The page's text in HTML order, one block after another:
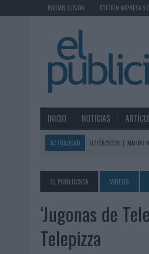
INICIAR SESIÓN EDICIÓN IMPRESA Y
INICIO NOTICIAS
ACTUALIDAD 07/08/2026 | MAHOU
07/08/2026 | EL VERANO PONE A
VUELING CONVIERTE
07/08/2026 | CUANDO SE APAGUE EL
06/08/2026
| ‘LA VUELTA’, DE
EL PUBLICISTA VIDEOS
‘Jugonas de
Telepizza